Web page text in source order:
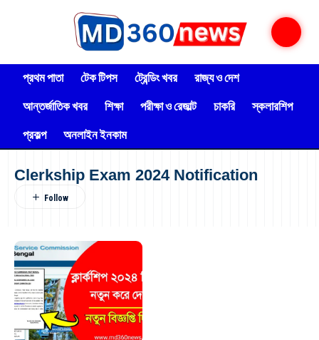
প্রথম পাতা টেক টিপস ট্রেন্ডিং খবর
রাজ্য ও দেশ
আন্তর্জাতিক খবর
শিক্ষা পরীক্ষা ও রেজাল্ট চাকরি
স্কলারশিপ
প্রকল্প
অনলাইন ইনকাম
Clerkship Exam 2024 Notification